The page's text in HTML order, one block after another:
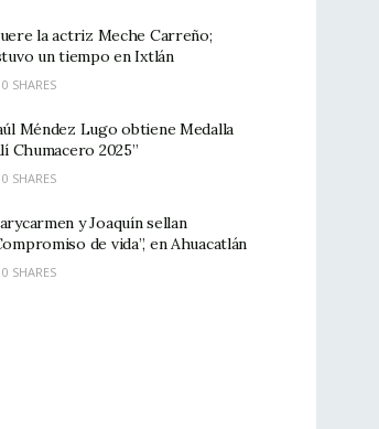
la actriz Meche Carreño;
un tiempo en Ixtlán
0 SHARES
Méndez Lugo obtiene Medalla
Chumacero 2025”
0 SHARES
y Joaquín sellan
de vida”, en Ahuacatlán
0 SHARES